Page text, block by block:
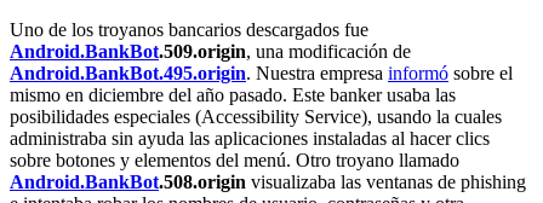
Uno de los troyanos bancarios descargados fue
Android.BankBot.509.origin, una modificación de
Android.BankBot.495.origin. Nuestra empresa informó sobre el
mismo en diciembre del año pasado. Este banker usaba las
posibilidades especiales (Accessibility Service), usando la cuales
administraba sin ayuda las aplicaciones instaladas al hacer clics
sobre botones y elementos del menú. Otro troyano llamado
Android.BankBot.508.origin visualizaba las ventanas de phishing